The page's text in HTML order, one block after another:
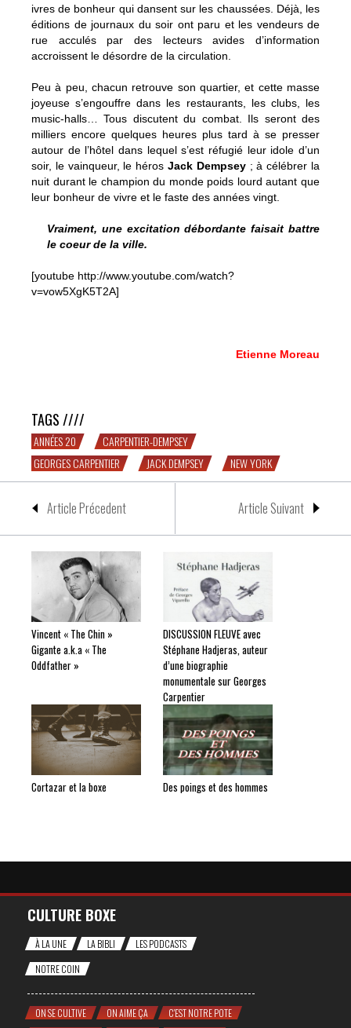
ivres de bonheur qui dansent sur les chaussées. Déjà, les
éditions de journaux du soir ont paru et les vendeurs de
rue acculés par des lecteurs avides d’information
accroissent le désordre de la circulation.
Peu à peu, chacun retrouve son quartier, et cette masse
joyeuse s’engouffre dans les restaurants, les clubs, les
music-halls… Tous discutent du combat. Ils seront des
milliers encore quelques heures plus tard à se presser
autour de l’hôtel dans lequel s’est réfugié leur idole d’un
soir, le vainqueur, le héros Jack Dempsey; à célébrer la
nuit durant le champion du monde poids lourd autant que
leur bonheur de vivre et le faste des années vingt.
Vraiment, une excitation débordante faisait battre
le coeur de la ville.
[youtube http://www.youtube.com/watch?
v=vow5XgK5T2A]
Etienne Moreau
TAGS ////
ANNÉES 20
CARPENTIER-DEMPSEY
GEORGES CARPENTIER
JACK DEMPSEY NEW YORK
Article Précedent Article Suivant
Vincent « The Chin »
Gigante a.k.a « The
Oddfather »
DISCUSSION FLEUVE avec
Stéphane Hadjeras, auteur
d’une biographie
monumentale sur Georges
Carpentier
Cortazar et la boxe Des poings et des hommes
CULTURE BOXE
À LA UNE LA BIBLI
LES PODCASTS
NOTRE COIN
ON SE CULTIVE ON AIME ÇA
C'EST NOTRE POTE